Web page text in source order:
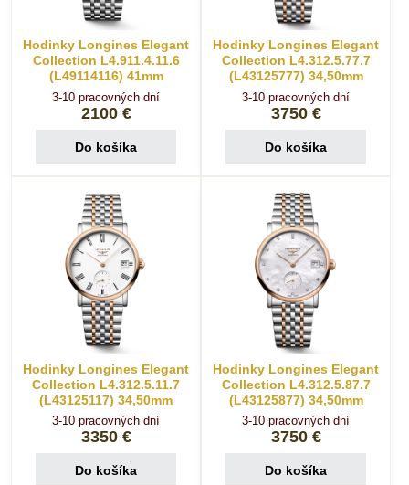
Hodinky Longines Elegant
Collection L4.911.4.11.6
(L49114116) 41mm
3-10 pracovných dní
2100 €
Do košíka
Hodinky Longines Elegant
Collection L4.312.5.77.7
(L43125777) 34,50mm
3-10 pracovných dní
3750 €
Do košíka
Hodinky Longines Elegant
Collection L4.312.5.11.7
(L43125117) 34,50mm
3-10 pracovných dní
3350 €
Do košíka
Hodinky Longines Elegant
Collection L4.312.5.87.7
(L43125877) 34,50mm
3-10 pracovných dní
3750 €
Do košíka